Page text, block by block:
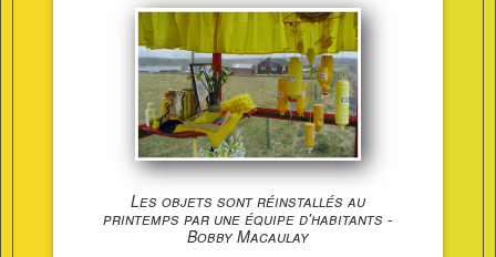
Les objets sont réinstallés au
printemps par une équipe d'habitants -
Bobby Macaulay